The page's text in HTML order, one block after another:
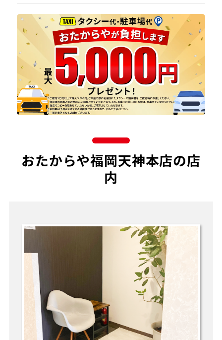
おたからや福岡天神本店の店
内